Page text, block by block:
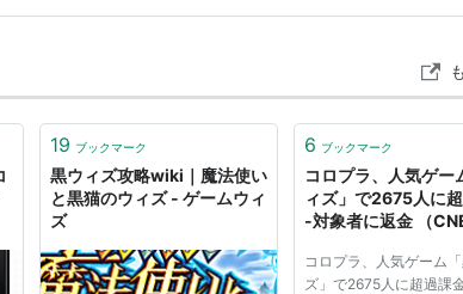
19 ブックマーク
黒ウィズ攻略wiki｜魔法使い
と黒猫のウィズ - ゲームウィ
ズ
6 ブックマーク
コロプラ、人気ゲー
ィズ」で2675人に
-対象者に返金 （
コロプラ、人気ゲーム
ズ」で2675人に超過課